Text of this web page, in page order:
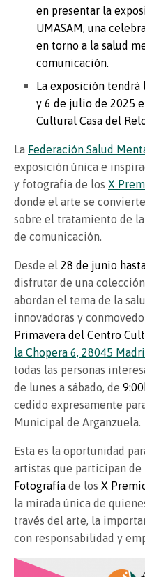
en presentar la
UMASAM, una
en torno a la salud
comunicación.
La exposición
y 6 de julio de 2025
Cultural Casa del
La Federación Salud
exposición única e
y fotografía de los X
donde el arte se
sobre el tratamiento de
de comunicación.
Desde el 28 de junio
disfrutar de una
abordan el tema de la
innovadoras y
Primavera del Centro
la Chopera 6, 28045
todas las personas
de lunes a sábado, de
cedido expresamente
Municipal de Arganzuela.
Esta es la oportunidad
artistas que participan de
Fotografía de los X
la mirada única de
través del arte, la
con responsabilidad y